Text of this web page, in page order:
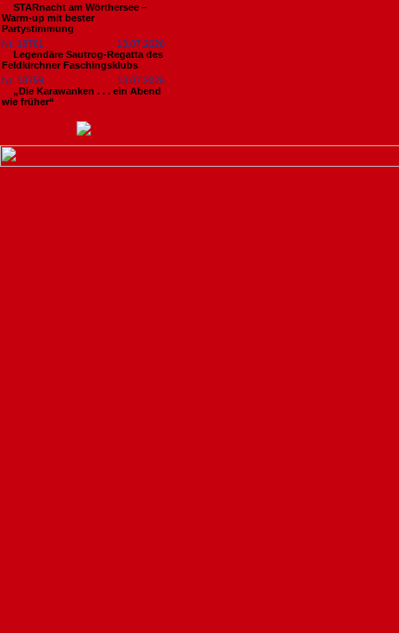
STARnacht am Wörthersee –
Warm-up mit bester
Partystimmung
Nr. 18761
13.07.2026
Legendäre Sautrog-Regatta des
Feldkirchner Faschingsklubs
Nr. 18759
13.07.2026
„Die Karawanken . . . ein Abend
wie früher“